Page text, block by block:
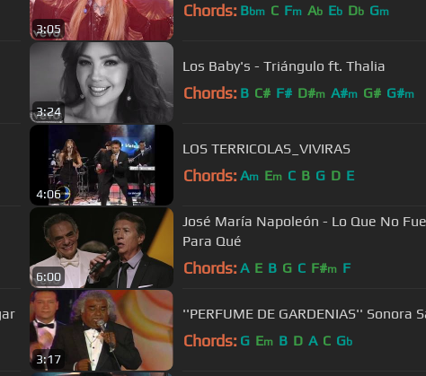
3:05
Chords: Bbm C Fm Ab Eb Db Gm
3:24
Los Baby's - Triángulo ft. Thalia
Chords: B C# F# D#m A#m G# G#m
4:06
LOS TERRICOLAS_VIVIRAS
Chords: Am Em C B G D E
6:00
José María Napoleón - Lo Que No
Para Qué
Chords: A E B G C F#m F
3:17
''PERFUME DE GARDENIAS'' Sonora
Chords: G Em B D A C Gb